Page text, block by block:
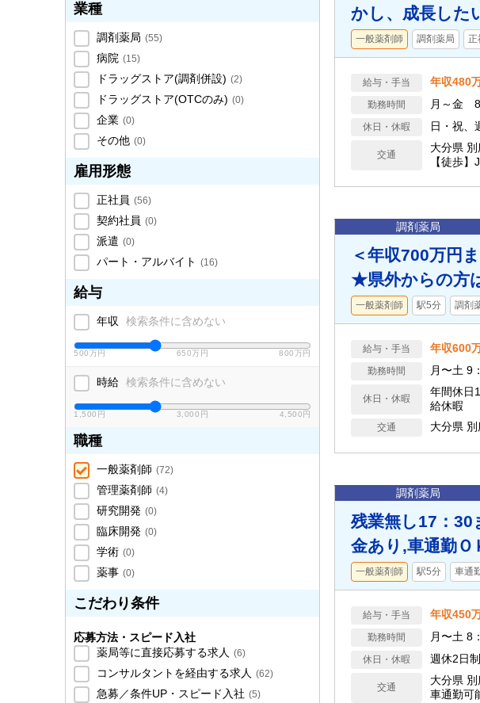
業種
調剤薬局 (55)
病院 (15)
ドラッグストア(調剤併設) (2)
ドラッグストア(OTCのみ) (0)
企業 (0)
その他 (0)
雇用形態
正社員 (56)
契約社員 (0)
派遣 (0)
パート・アルバイト (16)
給与
年収 検索条件に含めない
500万円 650万円 800万円
時給 検索条件に含めない
1,500円 3,000円 4,500円
職種
一般薬剤師 (72)
管理薬剤師 (4)
研究開発 (0)
臨床開発 (0)
学術 (0)
薬事 (0)
こだわり条件
応募方法・スピード入社
薬局等に直接応募する求人 (6)
コンサルタントを経由する求人 (62)
急募／条件UP・スピード入社 (5)
かし、成長した
一般薬剤師 調剤薬局 正
給与・手当 年収480
勤務時間 月～金
休日・休暇 日・祝、
交通
大分県
【徒歩
調剤薬局
＜年収700万円
★県外からの方
一般薬剤師 駅5分 調剤
給与・手当 年収600
勤務時間
休日・休暇
年間休日
給休暇
交通 大分県
調剤薬局
残業無し17：
金あり,車通勤Ｏ
一般薬剤師 駅5分 車通
給与・手当 年収450
勤務時間
休日・休暇 週休2日
交通
大分県
車通勤可